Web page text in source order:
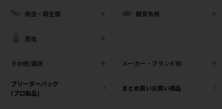
爬虫・両生類 観賞魚用
昆虫
その他/雑貨 メーカー・ブランド別
ブリーダーパック
(プロ製品)
まとめ買いお買い得品